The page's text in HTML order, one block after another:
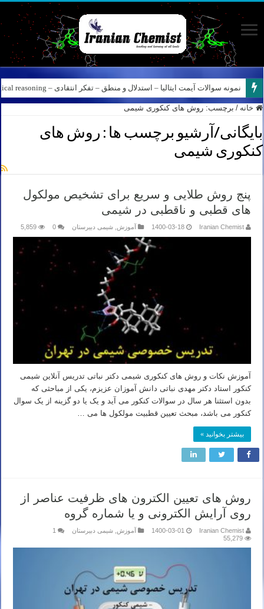
نمونه سوالات آیمت ایتالیا – استدلال و منطق – تفکر انتقادی – Logical reasoning – پارت ۸
خانه / برچسب: روش های کنکوری شیمی
بایگانی/آرشیو برچسب ها : روش های
کنکوری شیمی
پنج روش طلایی و سریع برای تشخیص مولکول
های قطبی و ناقطبی در شیمی
Iranian Chemist
1400-03-18 آموزش شیمی دبیرستان 0
5,859
آموزش نکات و روش های کنکوری شیمی دکتر نباتی تدریس آنلاین شیمی
کنکور استاد دکتر مهدی نباتی دانش آموزان عزیزم، یکی از مباحثی که
بدون استثنا هر سال در سوالات کنکور می آید و یک یا دو گزینه از یک سوال
کنکور می باشد، مبحث تعیین قطبیت مولکول ها می …
بیشتر بخوانید »
روش های تعیین الکترون های ظرفیت عناصر از
روی آرایش الکترونی و یا شماره گروه
Iranian Chemist
1400-03-01 آموزش شیمی دبیرستان
1
55,279